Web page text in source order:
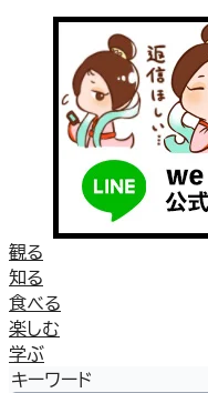
観る
知る
食べる
楽しむ
学ぶ
キーワード